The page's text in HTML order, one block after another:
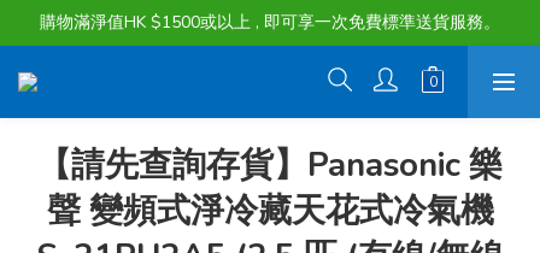
購物滿淨值HK $1500或以上 , 即可享一次免費標準送貨服務。
購物滿淨值HK $1500或以上 , 即可享一次免費標準送貨服務。
貨品最長可享 60 天免費暫存服務
購物滿淨值HK $1500或以上 , 即可享一次免費標準送貨服務。
【請先查詢存貨】Panasonic 樂
聲 變頻式淨冷藏天花式冷氣機